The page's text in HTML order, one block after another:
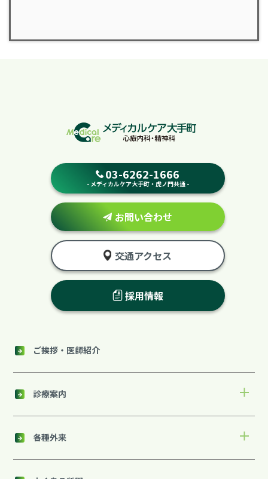
03-6262-1666
- メディカルケア大手町・虎ノ門共通 -
お問い合わせ
交通アクセス
採用情報
ご挨拶・医師紹介
診療案内
各種外来